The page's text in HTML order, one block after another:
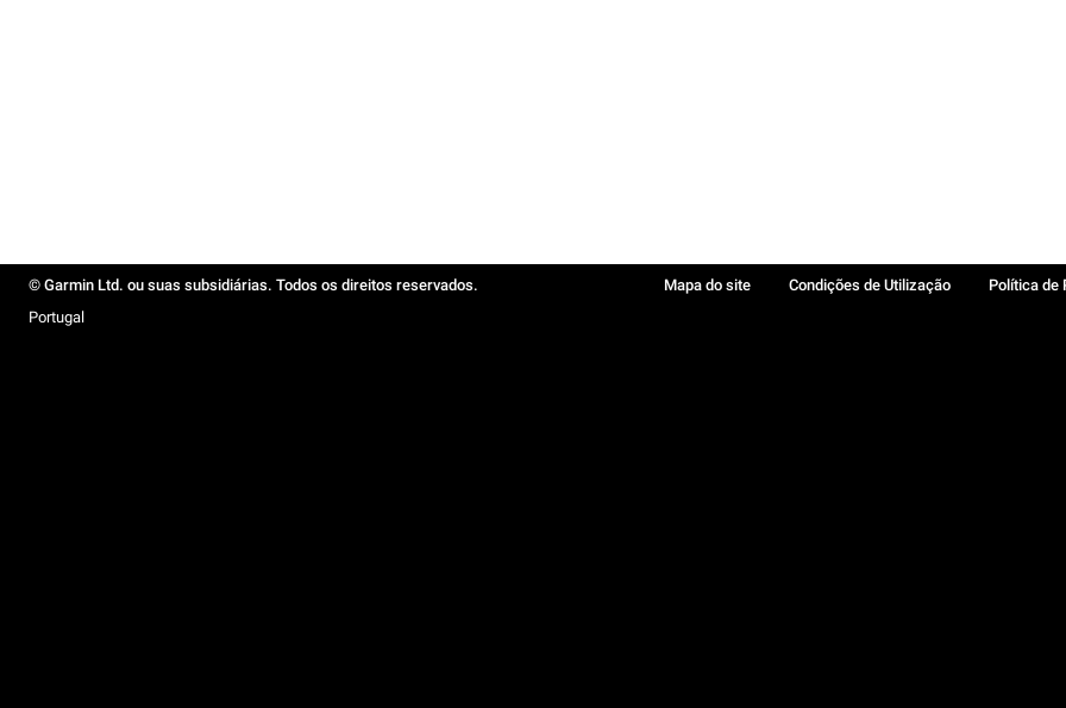
© Garmin Ltd. ou suas subsidiárias. Todos os direitos reservados. Mapa do site Condições de Utilização Política de
Portugal